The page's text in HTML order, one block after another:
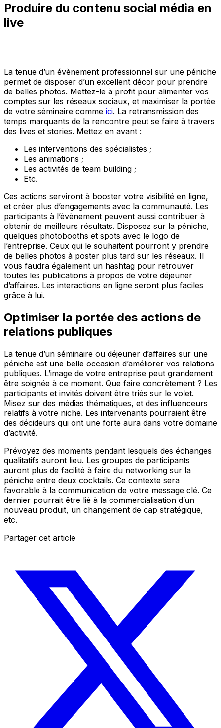
Produire du contenu social média en
live
La tenue d’un évènement professionnel sur une péniche
permet de disposer d’un excellent décor pour prendre
de belles photos. Mettez-le à profit pour alimenter vos
comptes sur les réseaux sociaux, et maximiser la portée
de votre séminaire comme ici. La retransmission des
temps marquants de la rencontre peut se faire à travers
des lives et stories. Mettez en avant :
Les interventions des spécialistes ;
Les animations ;
Les activités de team building ;
Etc.
Ces actions serviront à booster votre visibilité en ligne,
et créer plus d’engagements avec la communauté. Les
participants à l’évènement peuvent aussi contribuer à
obtenir de meilleurs résultats. Disposez sur la péniche,
quelques photobooths et spots avec le logo de
l’entreprise. Ceux qui le souhaitent pourront y prendre
de belles photos à poster plus tard sur les réseaux. Il
vous faudra également un hashtag pour retrouver
toutes les publications à propos de votre déjeuner
d’affaires. Les interactions en ligne seront plus faciles
grâce à lui.
Optimiser la portée des actions de
relations publiques
La tenue d’un séminaire ou déjeuner d’affaires sur une
péniche est une belle occasion d’améliorer vos relations
publiques. L’image de votre entreprise peut grandement
être soignée à ce moment. Que faire concrètement ? Les
participants et invités doivent être triés sur le volet.
Misez sur des médias thématiques, et des influenceurs
relatifs à votre niche. Les intervenants pourraient être
des décideurs qui ont une forte aura dans votre domaine
d’activité.
Prévoyez des moments pendant lesquels des échanges
qualitatifs auront lieu. Les groupes de participants
auront plus de facilité à faire du networking sur la
péniche entre deux cocktails. Ce contexte sera
favorable à la communication de votre message clé. Ce
dernier pourrait être lié à la commercialisation d’un
nouveau produit, un changement de cap stratégique,
etc.
Partager cet article